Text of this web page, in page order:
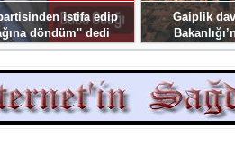
partisinden istifa edip
döndüm'' dedi
Gaiplik